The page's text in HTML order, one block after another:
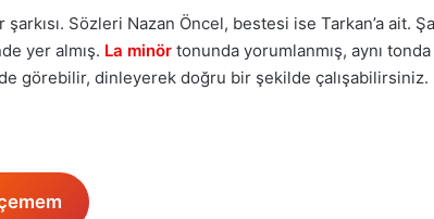
Sözleri Nazan Öncel, bestesi ise Tarkan’a ait.
yer almış. La minör tonunda yorumlanmış, aynı tonda
görebilir, dinleyerek doğru bir şekilde çalışabilirsiniz.